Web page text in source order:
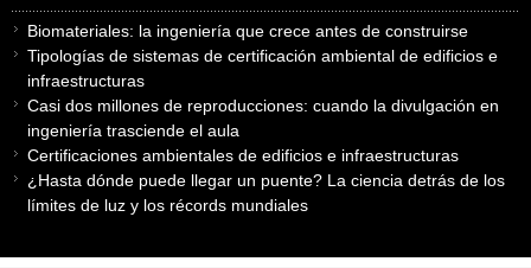
Biomateriales: la ingeniería que crece antes de construirse
Tipologías de sistemas de certificación ambiental de edificios e
infraestructuras
Casi dos millones de reproducciones: cuando la divulgación en
ingeniería trasciende el aula
Certificaciones ambientales de edificios e infraestructuras
¿Hasta dónde puede llegar un puente? La ciencia detrás de los
límites de luz y los récords mundiales